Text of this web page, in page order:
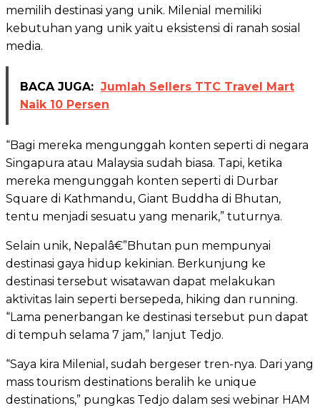
memilih destinasi yang unik. Milenial memiliki
kebutuhan yang unik yaitu eksistensi di ranah sosial
media.
BACA JUGA: Jumlah Sellers TTC Travel Mart
Naik 10 Persen
“Bagi mereka mengunggah konten seperti di negara
Singapura atau Malaysia sudah biasa. Tapi, ketika
mereka mengunggah konten seperti di Durbar
Square di Kathmandu, Giant Buddha di Bhutan,
tentu menjadi sesuatu yang menarik,” tuturnya.
Selain unik, Nepalâ€”Bhutan pun mempunyai
destinasi gaya hidup kekinian. Berkunjung ke
destinasi tersebut wisatawan dapat melakukan
aktivitas lain seperti bersepeda, hiking dan running.
“Lama penerbangan ke destinasi tersebut pun dapat
di tempuh selama 7 jam,” lanjut Tedjo.
“Saya kira Milenial, sudah bergeser tren-nya. Dari yang
mass tourism destinations beralih ke unique
destinations,” pungkas Tedjo dalam sesi webinar HAM